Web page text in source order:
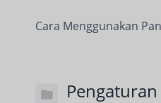
Cara Menggunakan